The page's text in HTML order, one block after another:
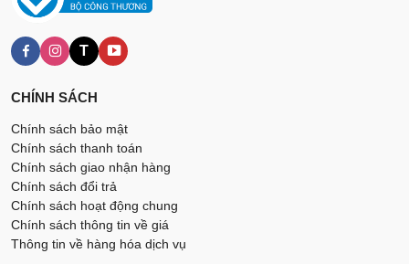
T
CHÍNH SÁCH
Chính sách bảo mật
Chính sách thanh toán
Chính sách giao nhận hàng
Chính sách đổi trả
Chính sách hoạt động chung
Chính sách thông tin về giá
Thông tin về hàng hóa dịch vụ